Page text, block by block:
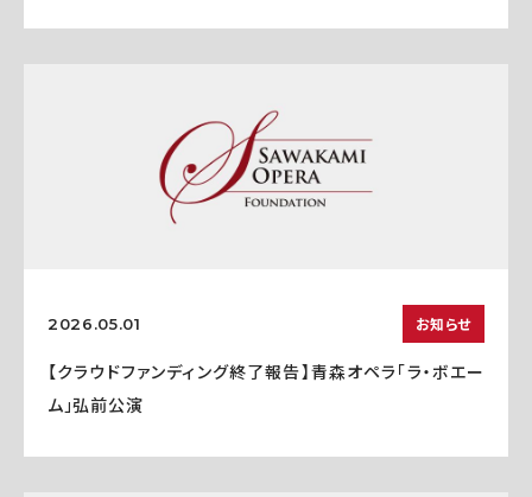
2026.05.01 お知らせ
【クラウドファンディング終了報告】青森オペラ「ラ・ボエー
ム」弘前公演